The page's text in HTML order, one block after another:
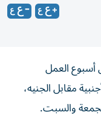
العمل
مقابل الجنيه،
والسبت.